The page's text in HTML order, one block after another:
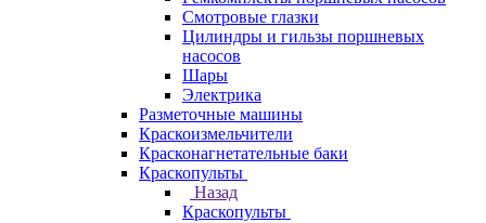
Смотровые глазки
Цилиндры и гильзы поршневых
насосов
Шары
Электрика
Разметочные машины
Краскоизмельчители
Красконагнетательные баки
Краскопульты
Назад
Краскопульты